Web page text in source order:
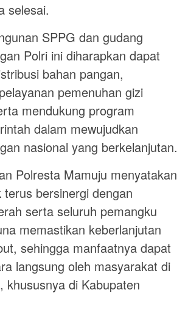
selesai.
SPPG dan gudang
Polri ini diharapkan dapat
bahan pangan,
pemenuhan gizi
mendukung program
dalam mewujudkan
nasional yang berkelanjutan.
Polresta Mamuju menyatakan
bersinergi dengan
serta seluruh pemangku
memastikan keberlanjutan
sehingga manfaatnya dapat
langsung oleh masyarakat di
khususnya di Kabupaten